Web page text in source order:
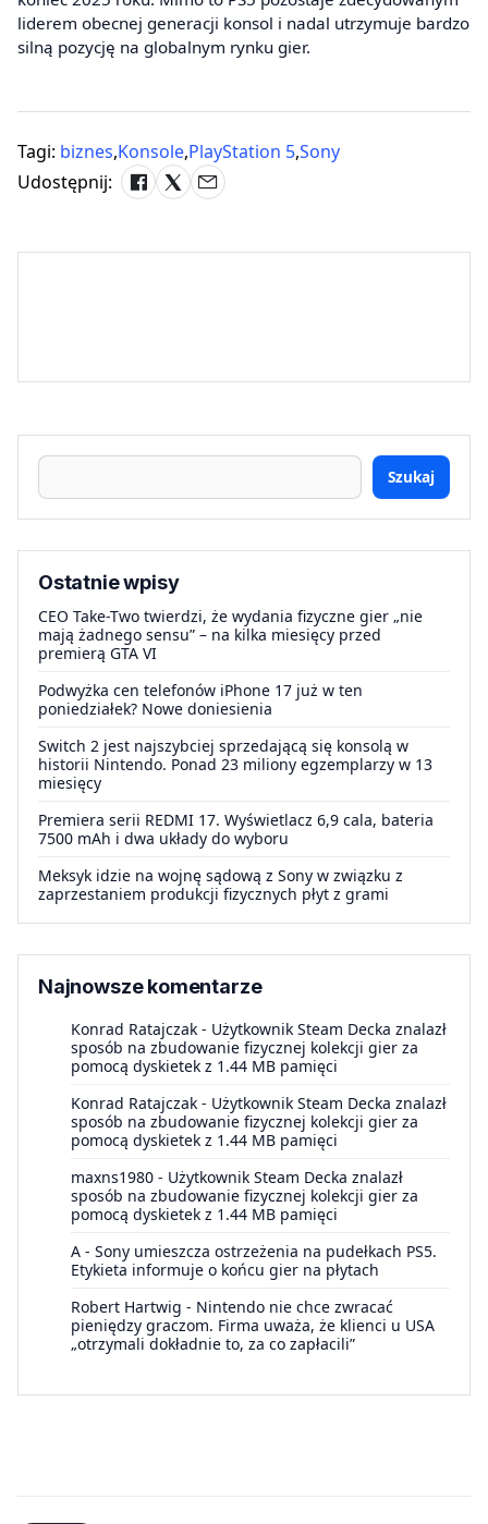
liderem obecnej generacji konsol i nadal utrzymuje bardzo
silną pozycję na globalnym rynku gier.
Tagi: biznes,Konsole,PlayStation 5,Sony
Udostępnij:
Szukaj
Ostatnie wpisy
CEO Take-Two twierdzi, że wydania fizyczne gier „nie
mają żadnego sensu” – na kilka miesięcy przed
premierą GTA VI
Podwyżka cen telefonów iPhone 17 już w ten
poniedziałek? Nowe doniesienia
Switch 2 jest najszybciej sprzedającą się konsolą w
historii Nintendo. Ponad 23 miliony egzemplarzy w 13
miesięcy
Premiera serii REDMI 17. Wyświetlacz 6,9 cala, bateria
7500 mAh i dwa układy do wyboru
Meksyk idzie na wojnę sądową z Sony w związku z
zaprzestaniem produkcji fizycznych płyt z grami
Najnowsze komentarze
Konrad Ratajczak - Użytkownik Steam Decka znalazł
sposób na zbudowanie fizycznej kolekcji gier za
pomocą dyskietek z 1.44 MB pamięci
Konrad Ratajczak - Użytkownik Steam Decka znalazł
sposób na zbudowanie fizycznej kolekcji gier za
pomocą dyskietek z 1.44 MB pamięci
maxns1980 - Użytkownik Steam Decka znalazł
sposób na zbudowanie fizycznej kolekcji gier za
pomocą dyskietek z 1.44 MB pamięci
A - Sony umieszcza ostrzeżenia na pudełkach PS5.
Etykieta informuje o końcu gier na płytach
Robert Hartwig - Nintendo nie chce zwracać
pieniędzy graczom. Firma uważa, że klienci u USA
„otrzymali dokładnie to, za co zapłacili”